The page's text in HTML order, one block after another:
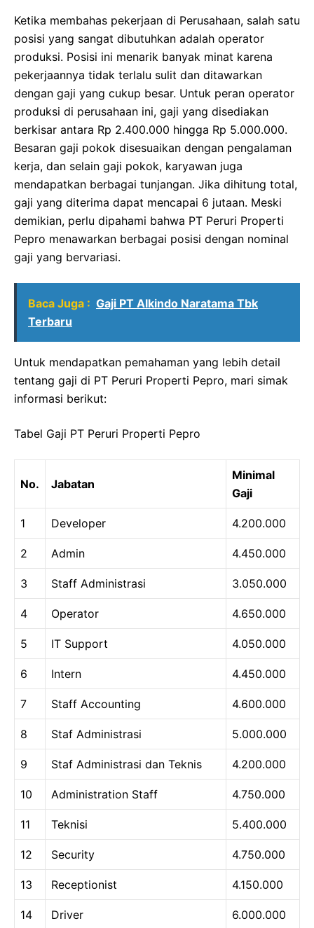
Ketika membahas pekerjaan di Perusahaan, salah satu
posisi yang sangat dibutuhkan adalah operator
produksi. Posisi ini menarik banyak minat karena
pekerjaannya tidak terlalu sulit dan ditawarkan
dengan gaji yang cukup besar. Untuk peran operator
produksi di perusahaan ini, gaji yang disediakan
berkisar antara Rp 2.400.000 hingga Rp 5.000.000.
Besaran gaji pokok disesuaikan dengan pengalaman
kerja, dan selain gaji pokok, karyawan juga
mendapatkan berbagai tunjangan. Jika dihitung total,
gaji yang diterima dapat mencapai 6 jutaan. Meski
demikian, perlu dipahami bahwa PT Peruri Properti
Pepro menawarkan berbagai posisi dengan nominal
gaji yang bervariasi.
Baca Juga : Gaji PT Alkindo Naratama Tbk
Terbaru
Untuk mendapatkan pemahaman yang lebih detail
tentang gaji di PT Peruri Properti Pepro, mari simak
informasi berikut:
Tabel Gaji PT Peruri Properti Pepro
No. Jabatan
Minimal
Gaji
1 Developer 4.200.000
2 Admin 4.450.000
3 Staff Administrasi 3.050.000
4 Operator 4.650.000
5 IT Support 4.050.000
6 Intern 4.450.000
7 Staff Accounting 4.600.000
8 Staf Administrasi 5.000.000
9 Staf Administrasi dan Teknis 4.200.000
10 Administration Staff 4.750.000
11 Teknisi 5.400.000
12 Security 4.750.000
13 Receptionist 4.150.000
14 Driver 6.000.000